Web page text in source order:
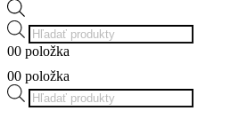
Products
search
00 položka
00 položka
Products
search